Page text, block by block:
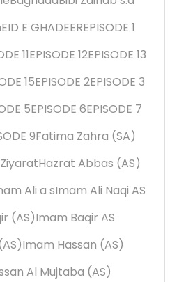
EID E GHADEEREPISODE 1
11EPISODE 12EPISODE 13
15EPISODE 2EPISODE 3
5EPISODE 6EPISODE 7
9Fatima Zahra (SA)
Hazrat Abbas (AS)
Ali a sImam Ali Naqi AS
(AS)Imam Baqir AS
Imam Hassan (AS)
Al Mujtaba (AS)